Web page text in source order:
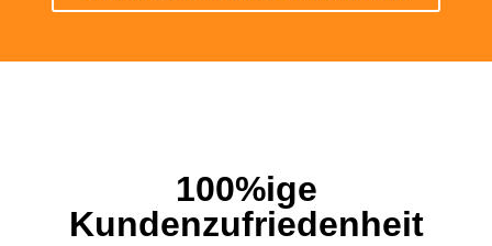
100%ige
Kundenzufriedenheit